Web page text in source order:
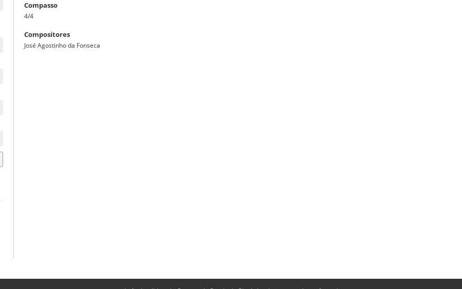
Compasso
4/4
Compositores
José Agostinho da Fonseca